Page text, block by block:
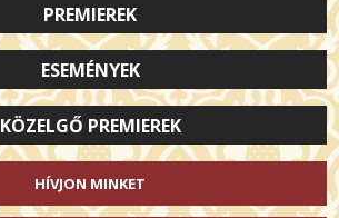
PREMIEREK
ESEMÉNYEK
KÖZELGŐ PREMIEREK
HÍVJON MINKET